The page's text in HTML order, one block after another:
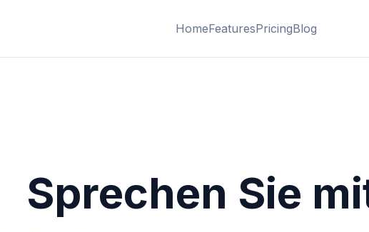
HomeFeaturesPricingBlog
Sprechen Sie